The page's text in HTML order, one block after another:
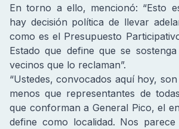
En torno a ello, mencionó: “Esto
hay decisión política de llevar
como es el Presupuesto
Estado que define que se
vecinos que lo reclaman”.
“Ustedes, convocados aquí hoy,
menos que representantes de
que conforman a General Pico, el
define como localidad. Nos